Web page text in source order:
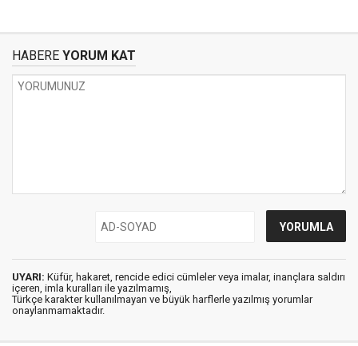
HABERE YORUM KAT
UYARI: Küfür, hakaret, rencide edici cümleler veya imalar, inançlara saldırı
içeren, imla kuralları ile yazılmamış,
Türkçe karakter kullanılmayan ve büyük harflerle yazılmış yorumlar
onaylanmamaktadır.